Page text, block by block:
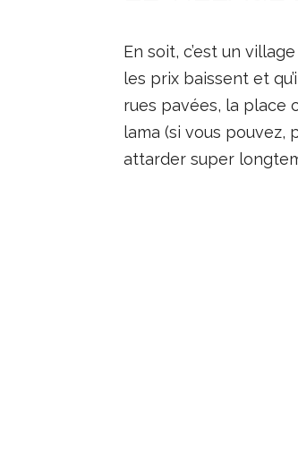
En soit, c’est un
les prix baissent et
rues pavées, la place
lama (si vous pouvez,
attarder super